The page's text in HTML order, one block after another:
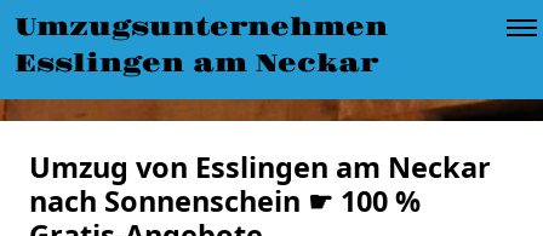
Umzugsunternehmen
Esslingen am Neckar
Umzug von Esslingen am Neckar
nach Sonnenschein ☛ 100 %